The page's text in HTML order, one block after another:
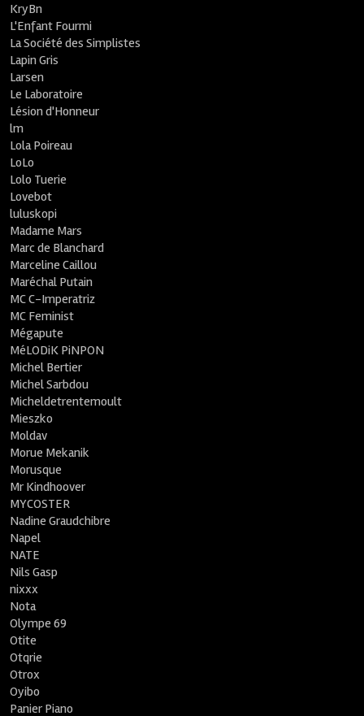
KryBn
L'Enfant Fourmi
La Société des Simplistes
Lapin Gris
Larsen
Le Laboratoire
Lésion d'Honneur
lm
Lola Poireau
LoLo
Lolo Tuerie
Lovebot
luluskopi
Madame Mars
Marc de Blanchard
Marceline Caillou
Maréchal Putain
MC C-Imperatriz
MC Feminist
Mégapute
MéLODiK PiNPON
Michel Bertier
Michel Sarbdou
Micheldetrentemoult
Mieszko
Moldav
Morue Mekanik
Morusque
Mr Kindhoover
MYCOSTER
Nadine Graudchibre
Napel
NATE
Nils Gasp
nixxx
Nota
Olympe 69
Otite
Otqrie
Otrox
Oyibo
Panier Piano